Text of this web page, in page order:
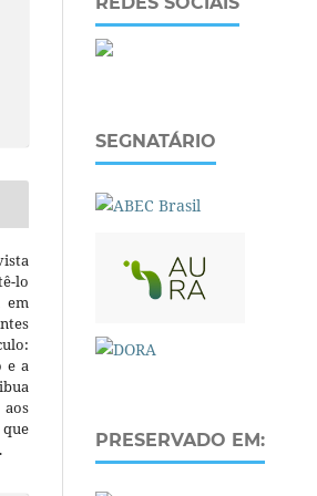
lo
em
e a
SEGNATÁRIO
PRESERVADO EM: